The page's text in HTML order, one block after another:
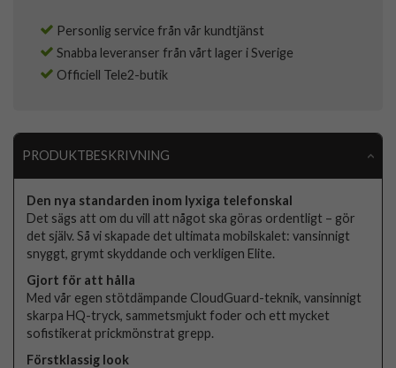
Personlig service från vår kundtjänst
Snabba leveranser från vårt lager i Sverige
Officiell Tele2-butik
PRODUKTBESKRIVNING
Den nya standarden inom lyxiga telefonskal
Det sägs att om du vill att något ska göras ordentligt – gör
det själv. Så vi skapade det ultimata mobilskalet: vansinnigt
snyggt, grymt skyddande och verkligen Elite.
Gjort för att hålla
Med vår egen stötdämpande CloudGuard-teknik, vansinnigt
skarpa HQ-tryck, sammetsmjukt foder och ett mycket
sofistikerat prickmönstrat grepp.
Förstklassig look